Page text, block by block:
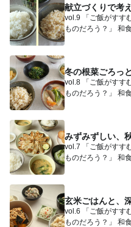
献立づくりで考
vol.9 「ご飯がすす
ものだろう？」 和
冬の根菜ごろっ
vol.8 「ご飯がすす
ものだろう？」 和
みずみずしい、
vol.7 「ご飯がすす
ものだろう？」 和
玄米ごはんと、
vol.6 「ご飯がすす
ものだろう？」 和